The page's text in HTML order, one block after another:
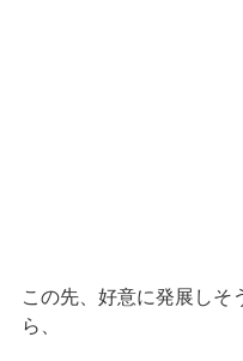
この先、好意に発展しそ
ら、